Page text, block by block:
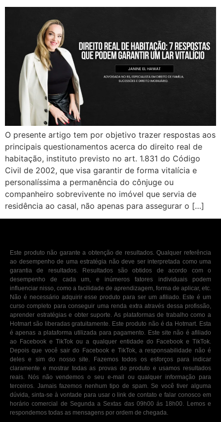
O presente artigo tem por objetivo trazer respostas aos
principais questionamentos acerca do direito real de
habitação, instituto previsto no art. 1.831 do Código
Civil de 2002, que visa garantir de forma vitalícia e
personalíssima a permanência do cônjuge ou
companheiro sobrevivente no imóvel que servia de
residência ao casal, não apenas para assegurar o […]
Este produto não garante a obtenção de resultados. Qualquer referência
ao desempenho de uma estratégia não deve ser interpretada como uma
garantia de resultados. Resultados são obtidos de acordo com o
desempenho de cada um, e inúmeros fatores individuais podem
influenciar nisso, como a facilidade de aprendizagem, forma de aplicar, etc.
Não é necessário adquirir esse produto para ser um afiliado. Este é um
curso completo para conseguir uma renda extra através dessa profissão,
aprender estratégias e obter suporte. As plataformas de trabalho como a
Hotmart são liberadas gratuitamente. Este produto não é da Hotmart. Esta
é apenas a plataforma utilizada para pagamento. Este site não é afiliado
ao Facebook e TikTok ou a qualquer entidade do Facebook e TikTok.
Depois que você sair do Facebook e TikTok, a responsabilidade não é
deles e sim do nosso site. Fazemos todos os esforços para indicar
claramente e mostrar todas as provas do produto e usamos resultados
reais. Nós não vendemos o seu e-mail ou qualquer informação para
terceiros. Jamais fazemos nenhum tipo de spam. Se você tiver alguma
dúvida, sinta-se à vontade para usar o link de contato e falar conosco em
horário comercial de Segunda a Sextas das 09h00 ás 18h00. Lemos e
respondemos todas as mensagens por ordem de chegada.